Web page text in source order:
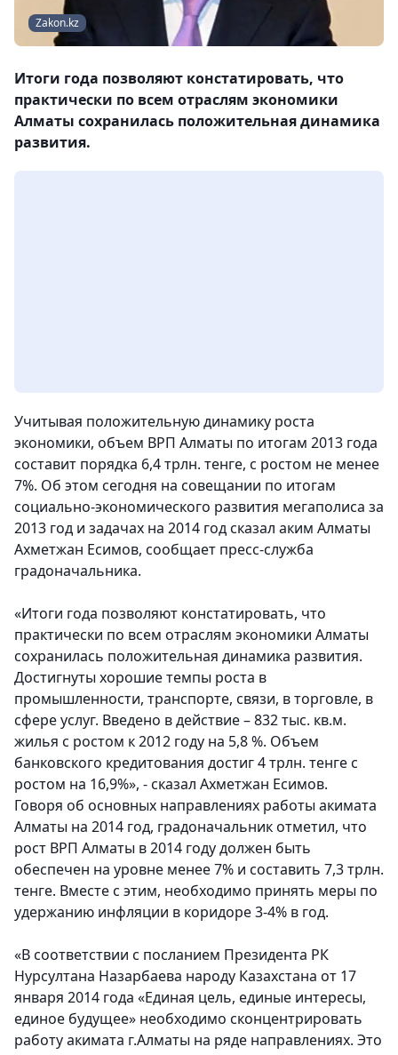
Zakon.kz
Итоги года позволяют констатировать, что
практически по всем отраслям экономики
Алматы сохранилась положительная динамика
развития.
Учитывая положительную динамику роста
экономики, объем ВРП Алматы по итогам 2013 года
составит порядка 6,4 трлн. тенге, с ростом не менее
7%. Об этом сегодня на совещании по итогам
социально-экономического развития мегаполиса за
2013 год и задачах на 2014 год сказал аким Алматы
Ахметжан Есимов, сообщает пресс-служба
градоначальника.
«Итоги года позволяют констатировать, что
практически по всем отраслям экономики Алматы
сохранилась положительная динамика развития.
Достигнуты хорошие темпы роста в
промышленности, транспорте, связи, в торговле, в
сфере услуг. Введено в действие – 832 тыс. кв.м.
жилья с ростом к 2012 году на 5,8 %. Объем
банковского кредитования достиг 4 трлн. тенге с
ростом на 16,9%», - сказал Ахметжан Есимов.
Говоря об основных направлениях работы акимата
Алматы на 2014 год, градоначальник отметил, что
рост ВРП Алматы в 2014 году должен быть
обеспечен на уровне менее 7% и составить 7,3 трлн.
тенге. Вместе с этим, необходимо принять меры по
удержанию инфляции в коридоре 3-4% в год.
«В соответствии с посланием Президента РК
Нурсултана Назарбаева народу Казахстана от 17
января 2014 года «Единая цель, единые интересы,
единое будущее» необходимо сконцентрировать
работу акимата г.Алматы на ряде направлениях. Это